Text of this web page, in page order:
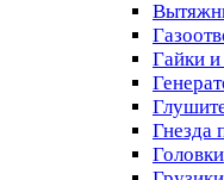
Гайки
Гнезда
Головки